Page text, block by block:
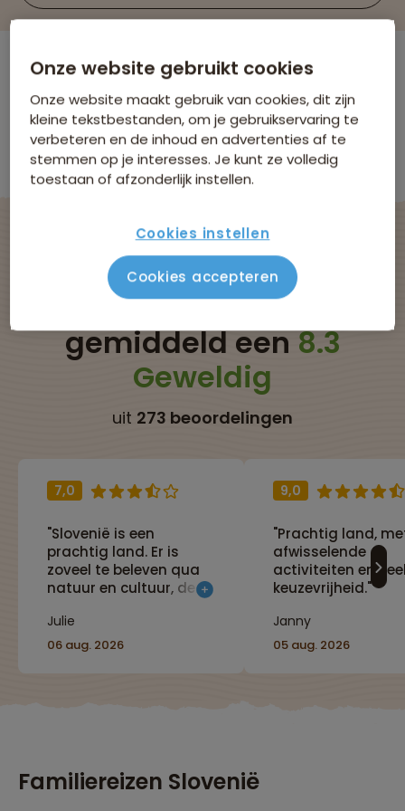
reizen die voldoen aan jouw
wensen
Familiereizen Slovenië Verwijder alle filters
Er werden geen resultaten gevonden
Onze rondreizen naar
Slovenië krijgen
gemiddeld een8.3
Geweldig
uit 273 beoordelingen
7,0
"Slovenië is een
prachtig land. Er is
zoveel te beleven qua
natuur en cultuur, de
een heel goed beeld."
Julie
06 aug. 2026
9,0
"Prachtig land,
afwisselende
activiteiten en
keuzevrijheid."
Janny
05 aug. 2026
Familiereizen Slovenië
Onze website gebruikt cookies
Onze website maakt gebruik van cookies, dit zijn
kleine tekstbestanden, om je gebruikservaring te
verbeteren en de inhoud en advertenties af te
stemmen op je interesses. Je kunt ze volledig
toestaan of afzonderlijk instellen.
Cookies instellen
Cookies accepteren